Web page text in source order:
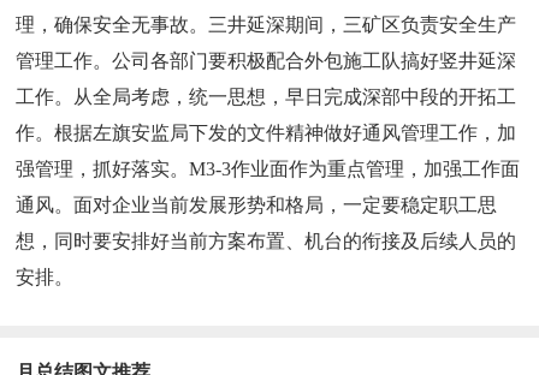
理，确保安全无事故。三井延深期间，三矿区负责安全生产
管理工作。公司各部门要积极配合外包施工队搞好竖井延深
工作。从全局考虑，统一思想，早日完成深部中段的开拓工
作。根据左旗安监局下发的文件精神做好通风管理工作，加
强管理，抓好落实。M3-3作业面作为重点管理，加强工作面
通风。面对企业当前发展形势和格局，一定要稳定职工思
想，同时要安排好当前方案布置、机台的衔接及后续人员的
安排。